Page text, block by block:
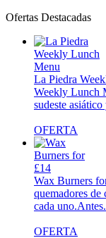
Ofertas Destacadas
La Piedra
Weekly Lunch
sudeste asiático
OFERTA
Wax Burners
quemadores de
cada
OFERTA